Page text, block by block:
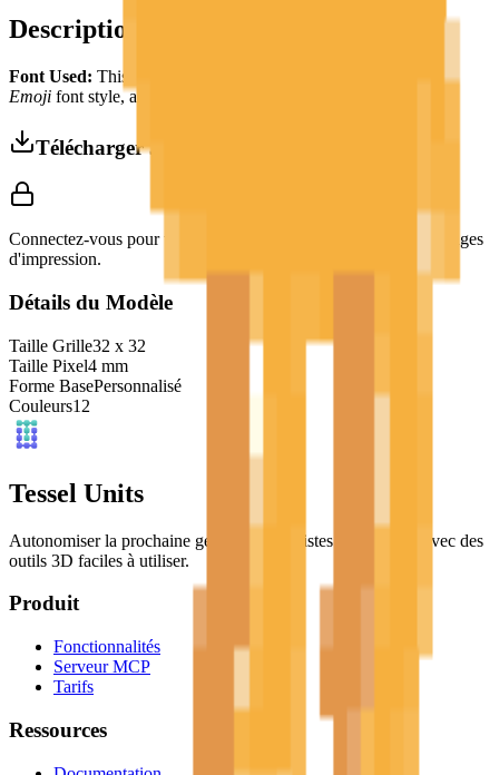
Description
Font Used: This design is inspired by the iconic
Emoji font style, adapted into high-quality pixel art.
Télécharger 3MF
Connectez-vous pour télécharger ce modèle et accéder aux réglages
d'impression.
Détails du Modèle
Taille Grille32 x 32
Taille Pixel4 mm
Forme BasePersonnalisé
Couleurs12
Tessel Units
Autonomiser la prochaine génération d'artistes numériques avec des
outils 3D faciles à utiliser.
Produit
Fonctionnalités
Serveur MCP
Tarifs
Ressources